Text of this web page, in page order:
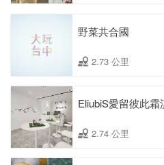
野菜共合國
2.73 公里
EliubiS愛留彼此
2.74 公里